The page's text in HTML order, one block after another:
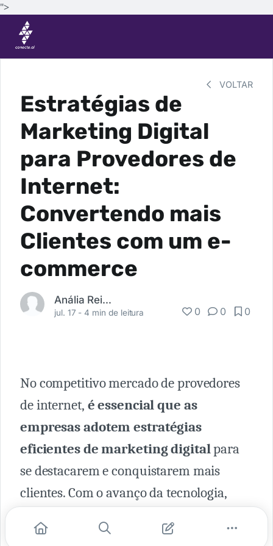
">
VOLTAR
Estratégias de
Marketing Digital
para Provedores de
Internet:
Convertendo mais
Clientes com um e-
commerce
Anália Reinhardt
jul. 17 -4 min de leitura 0 0 0
No competitivo mercado de provedores
de internet, é essencial que as
empresas adotem estratégias
eficientes de marketing digitalpara
se destacarem e conquistarem mais
clientes. Com o avanço da tecnologia,
destaque é o uso de um e-commerce.